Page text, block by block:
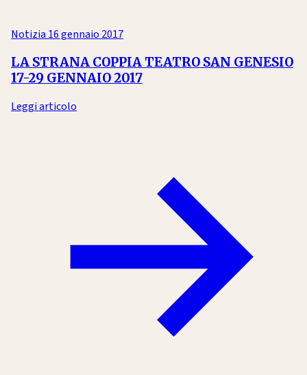
Notizia 16 gennaio 2017
LA STRANA COPPIA TEATRO SAN GENESIO
17-29 GENNAIO 2017
Leggi articolo